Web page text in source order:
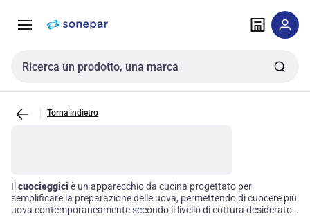
navigazione alla
Cerca input
Torna indietro
Il cuocieggici è un apparecchio da cucina progettato per
semplificare la preparazione delle uova, permettendo di cuocere più
uova contemporaneamente secondo il livello di cottura desiderato.